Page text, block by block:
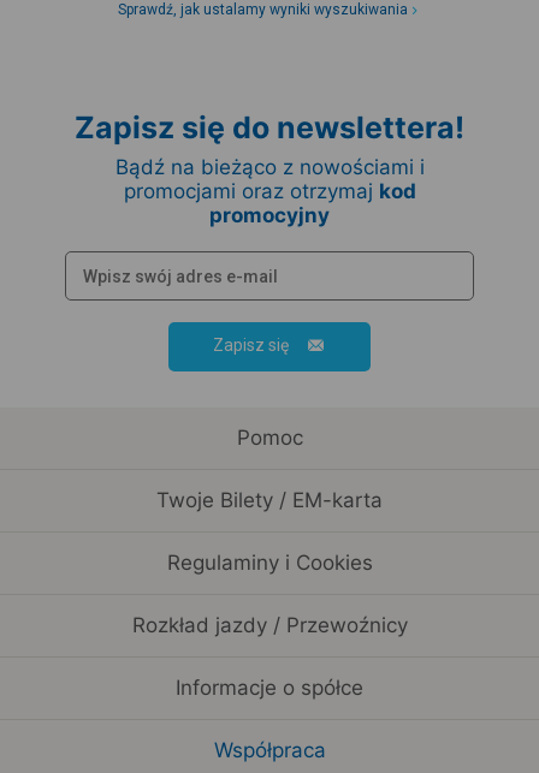
Sprawdź, jak ustalamy wyniki wyszukiwania
Zapisz się do newslettera!
Bądź na bieżąco z nowościami i
promocjami oraz otrzymaj kod
promocyjny
Zapisz się
Pomoc
Twoje Bilety / EM-karta
Regulaminy i Cookies
Rozkład jazdy / Przewoźnicy
Informacje o spółce
Współpraca